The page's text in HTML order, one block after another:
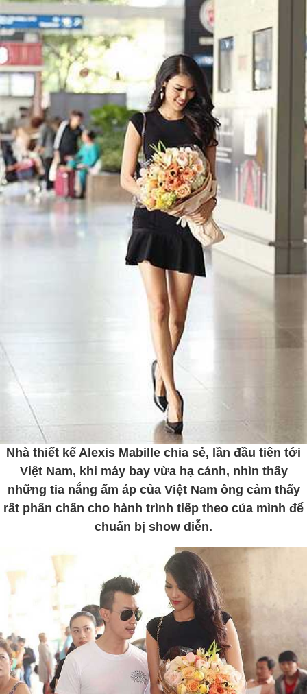
Nhà thiết kế Alexis Mabille chia sẻ, lần đầu tiên tới
Việt Nam, khi máy bay vừa hạ cánh, nhìn thấy
những tia nắng ấm áp của Việt Nam ông cảm thấy
rất phấn chấn cho hành trình tiếp theo của mình để
chuẩn bị show diễn.